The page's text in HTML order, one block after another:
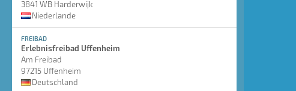
3841 WB Harderwijk
Niederlande
FREIBAD
Erlebnisfreibad Uffenheim
Am Freibad
97215 Uffenheim
Deutschland